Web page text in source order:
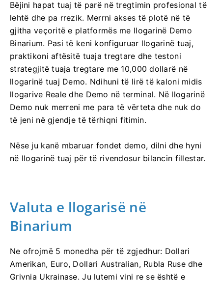
Bëjini hapat tuaj të parë në tregtimin profesional të
lehtë dhe pa rrezik. Merrni akses të plotë në të
gjitha veçoritë e platformës me llogarinë Demo
Binarium. Pasi të keni konfiguruar llogarinë tuaj,
praktikoni aftësitë tuaja tregtare dhe testoni
strategjitë tuaja tregtare me 10,000 dollarë në
llogarinë tuaj Demo. Ndihuni të lirë të kaloni midis
llogarive Reale dhe Demo në terminal. Në llogarinë
Demo nuk merreni me para të vërteta dhe nuk do
të jeni në gjendje të tërhiqni fitimin.
Nëse ju kanë mbaruar fondet demo, dilni dhe hyni
në llogarinë tuaj për të rivendosur bilancin fillestar.
Valuta e llogarisë në
Binarium
Ne ofrojmë 5 monedha për të zgjedhur: Dollari
Amerikan, Euro, Dollari Australian, Rubla Ruse dhe
Grivnia Ukrainase. Ju lutemi vini re se është e